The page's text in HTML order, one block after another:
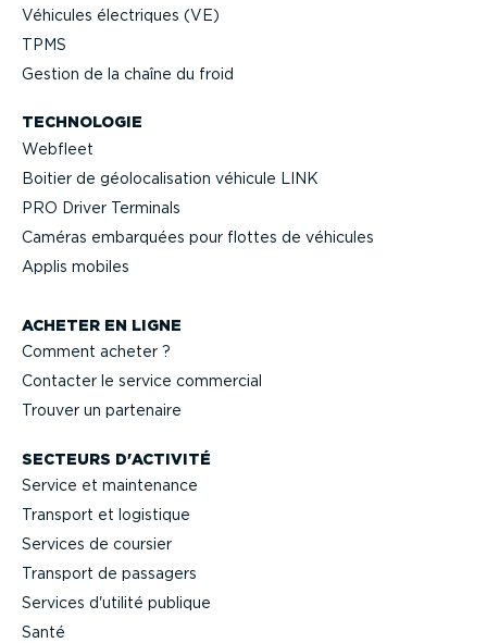
Véhicules électriques (VE)
TPMS
Gestion de la chaîne du froid
TECHNOLOGIE
Webfleet
Boitier de géolo­ca­li­sation véhicule LINK
PRO Driver Terminals
Caméras embarquées pour flottes de véhicules
Applis mobiles
ACHETER EN LIGNE
Comment acheter ?
Contacter le service commercial
Trouver un partenaire
SECTEURS D'ACTIVITÉ
Service et maintenance
Transport et logistique
Services de coursier
Transport de passagers
Services d'utilité publique
Santé